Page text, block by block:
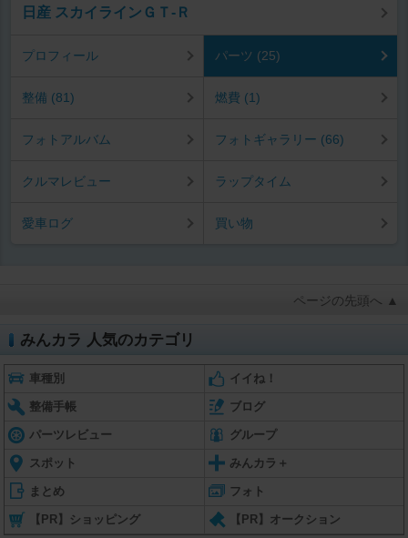
日産 スカイラインＧＴ‐Ｒ
プロフィール パーツ (25)
整備 (81) 燃費 (1)
フォトアルバム フォトギャラリー (66)
クルマレビュー ラップタイム
愛車ログ 買い物
ページの先頭へ ▲
みんカラ 人気のカテゴリ
車種別 イイね！
整備手帳 ブログ
パーツレビュー グループ
スポット みんカラ＋
まとめ フォト
【PR】ショッピング 【PR】オークション